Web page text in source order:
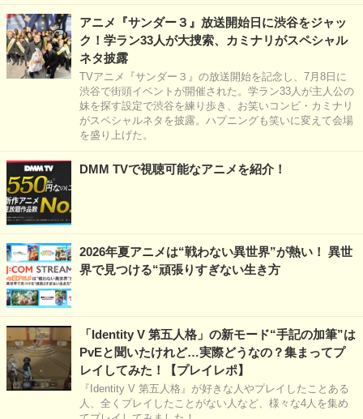
アニメ『サンダー３』放送開始日に渋谷をジャッ
ク！学ラン33人が大捜索、カミナリがスペシャル
ネタ披露
TVアニメ『サンダー３』の放送開始を記念し、7月8日に
渋谷で街頭イベントが開催された。学ラン33人が主人公の
妹を探す設定で渋谷を練り歩き、お笑いコンビ・カミナリ
がスペシャルネタを披露。ハプニングも笑いに変えて会場
を盛り上げた。
DMM TVで視聴可能なアニメを紹介！
2026年夏アニメは“戦わない異世界”が熱い！ 異世
界で見つける“頑張りすぎない生き方
「Identity V 第五人格」の新モード“手記の加筆”は
PvEと聞いたけれど…実際どうなの？集まってプ
レイしてみた！【プレイレポ】
『Identity V 第五人格』が好きな人やプレイしたことある
人、全くプレイしたことがない人など、様々な4人を集め